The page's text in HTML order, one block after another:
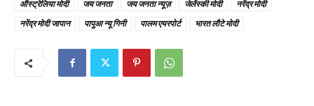
ऑस्ट्रेलिया मोदी
जय जनता जय जनता न्यूज़ जेलेंस्की मोदी
नरेंद्र मोदी
नरेंद्र मोदी जापान
पापुआ न्यू गिनी पालम एयरपोर्ट भारत लौटे मोदी